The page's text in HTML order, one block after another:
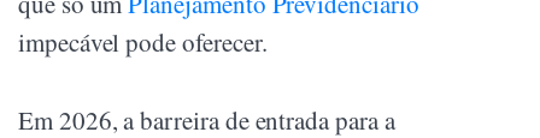
impecável pode oferecer.
Em 2026, a barreira de entrada para a